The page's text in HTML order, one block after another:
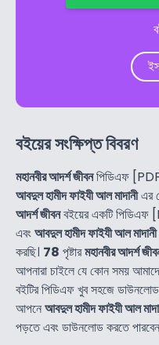
বইয়ের সংক্ষিপ্ত বিবরণ
মহানবীর আদর্শ জীবনপিডিএফ
আবদুল হামীদ ফাইযী আল মাদানীএর
আদর্শ জীবনবইয়ের একটি পিডিএফ
এবংআবদুল হামীদ ফাইযী আল মাদানী
করছি। 78 পৃষ্টারমহানবীর আদর্শ
আপনারা চাইলে যে কোন সময়
বইটির পিডিএফ খুব সহজে
আপনেআবদুল হামীদ ফাইযী আল
পড়তে এবং ডাউনলোড করতে